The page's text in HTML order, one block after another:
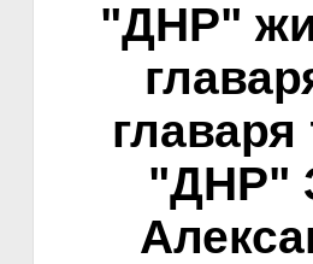
"ДНР"
"ДНР"